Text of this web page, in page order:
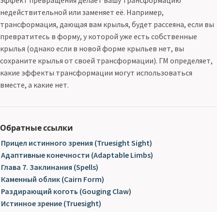
недействительной или заменяет её. Например,
трансформация, дающая вам крылья, будет рассеяна, если вы
превратитесь в форму, у которой уже есть собственные
крылья (однако если в новой форме крыльев нет, вы
сохраните крылья от своей трансформации). ГМ определяет,
какие эффекты трансформации могут использоваться
вместе, а какие нет.
Обратные ссылки
Прицел истинного зрения (Truesight Sight)
Адаптивные конечности (Adaptable Limbs)
Глава 7. Заклинания (Spells)
Каменный облик (Cairn Form)
Раздирающий коготь (Gouging Claw)
Истинное зрение (Truesight)